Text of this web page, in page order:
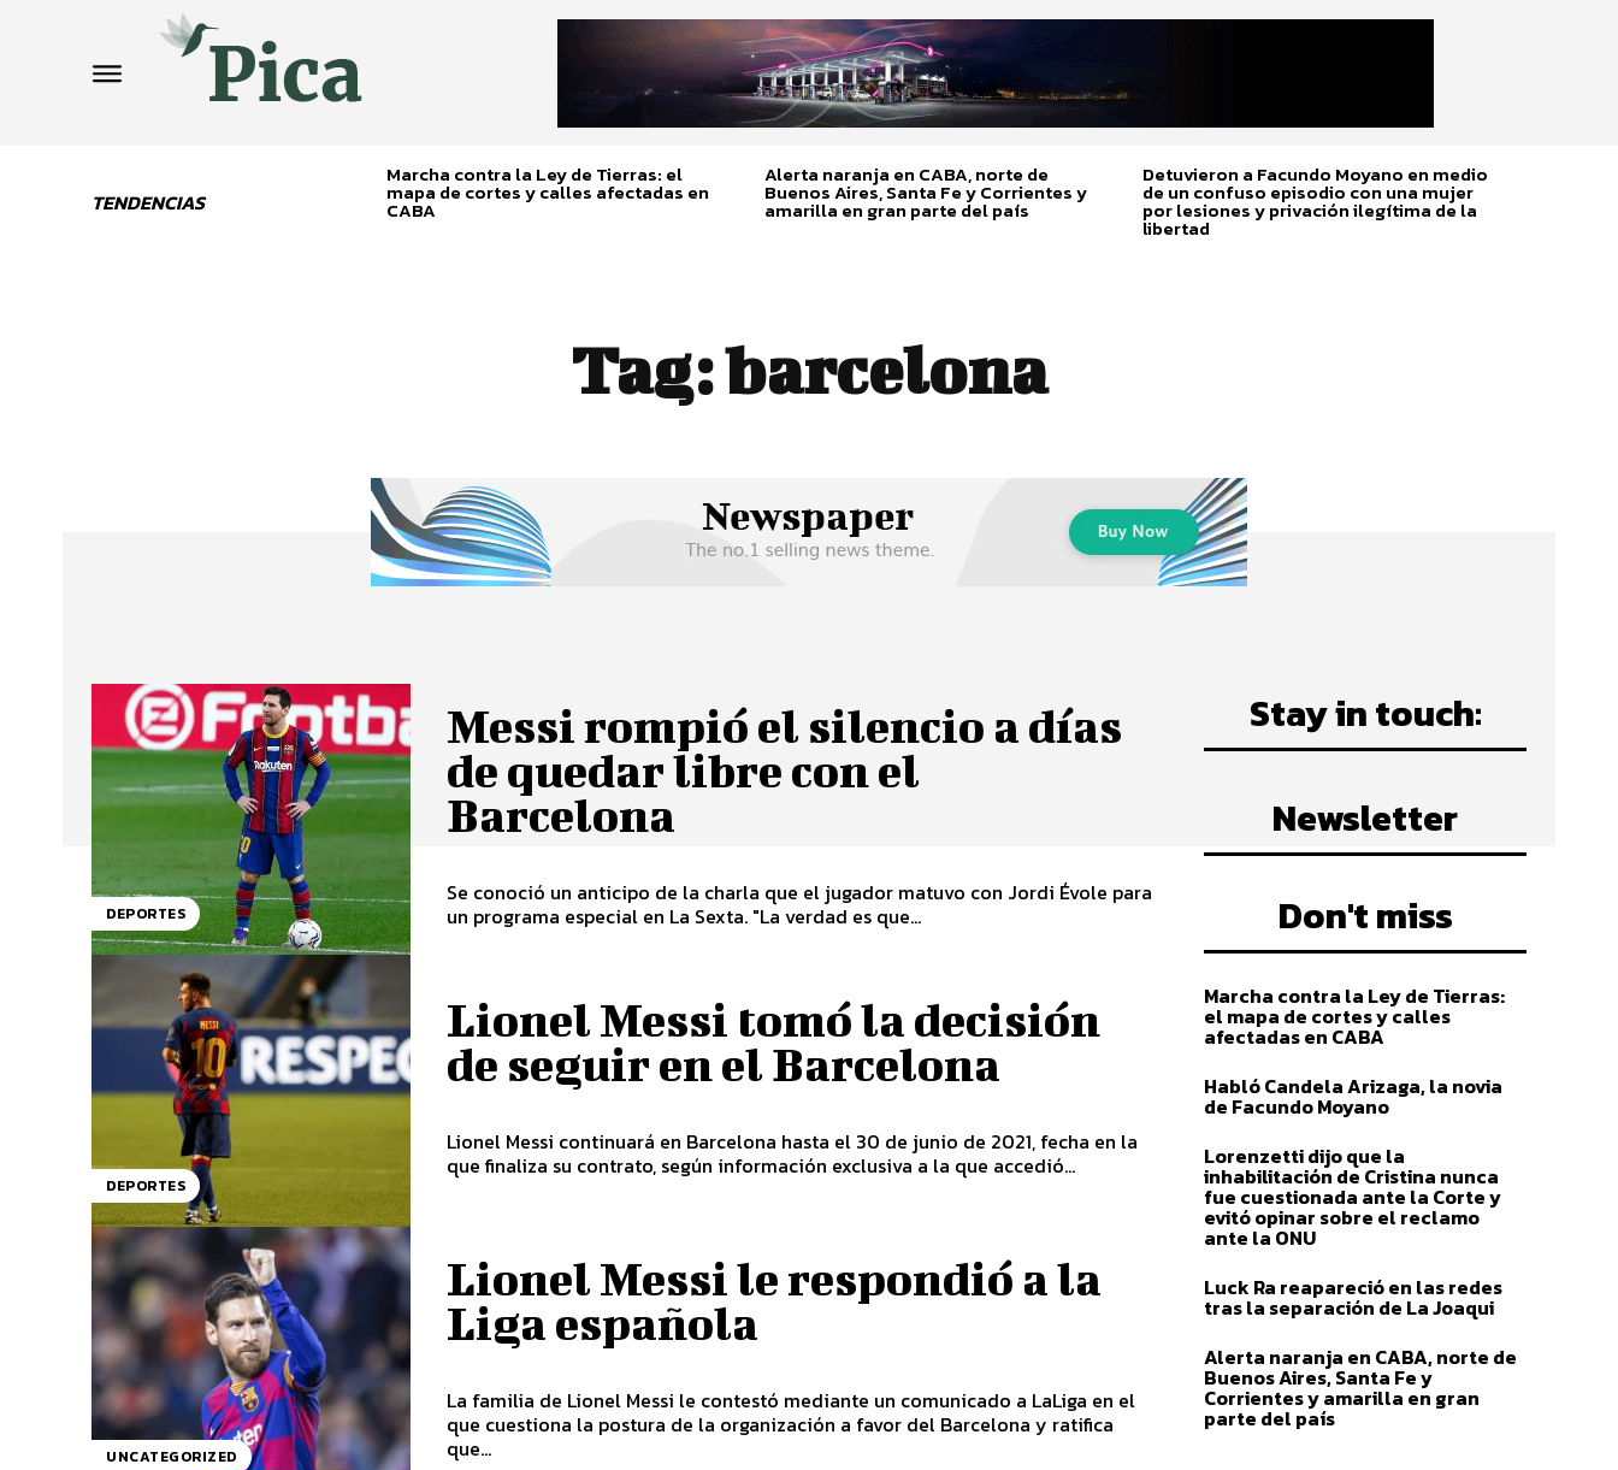
TENDENCIAS
Marcha contra la Ley de Tierras: el
mapa de cortes y calles afectadas en
CABA
Alerta naranja en CABA, norte de
Buenos Aires, Santa Fe y Corrientes y
amarilla en gran parte del país
Detuvieron a Facundo Moyano en medio
de un confuso episodio con una mujer
por lesiones y privación ilegítima de la
libertad
Tag:barcelona
DEPORTES
Messi rompió el silencio a días
de quedar libre con el
Barcelona
Se conoció un anticipo de la charla que el jugador matuvo con Jordi Évole para
un programa especial en La Sexta. "La verdad es que...
DEPORTES
Lionel Messi tomó la decisión
de seguir en el Barcelona
Lionel Messi continuará en Barcelona hasta el 30 de junio de 2021, fecha en la
que finaliza su contrato, según información exclusiva a la que accedió...
UNCATEGORIZED
Lionel Messi le respondió a la
Liga española
La familia de Lionel Messi le contestó mediante un comunicado a LaLiga en el
que cuestiona la postura de la organización a favor del Barcelona y ratifica
que...
Stay in touch:
Newsletter
Don't miss
Marcha contra la Ley de Tierras:
el mapa de cortes y calles
afectadas en CABA
Habló Candela Arizaga, la novia
de Facundo Moyano
Lorenzetti dijo que la
inhabilitación de Cristina nunca
fue cuestionada ante la Corte y
evitó opinar sobre el reclamo
ante la ONU
Luck Ra reapareció en las redes
tras la separación de La Joaqui
Alerta naranja en CABA, norte de
Buenos Aires, Santa Fe y
Corrientes y amarilla en gran
parte del país